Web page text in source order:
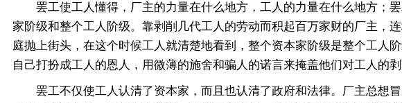
罢工使工人懂得，厂主的力量在什么地方，工人的力量在什么地方；
家阶级和整个工人阶级。靠剥削几代工人的劳动而积起百万家财的厂主，
庭抛上街头，在这个时候工人就清楚地看到，整个资本家阶级是整个工人
自己打扮成工人的恩人，用微薄的施舍和骗人的诺言来掩盖他们对工人的
罢工不仅使工人认清了资本家，而且也认清了政府和法律。厂主总想